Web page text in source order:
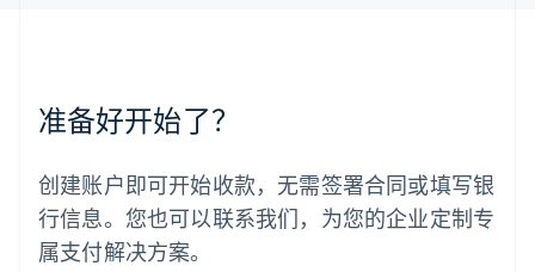
准备好开始了？
创建账户即可开始收款，无需签署合同或填写银
行信息。您也可以联系我们，为您的企业定制专
属支付解决方案。
English
葡萄牙
日本
日本語 English
瑞典
SvenskaEnglish